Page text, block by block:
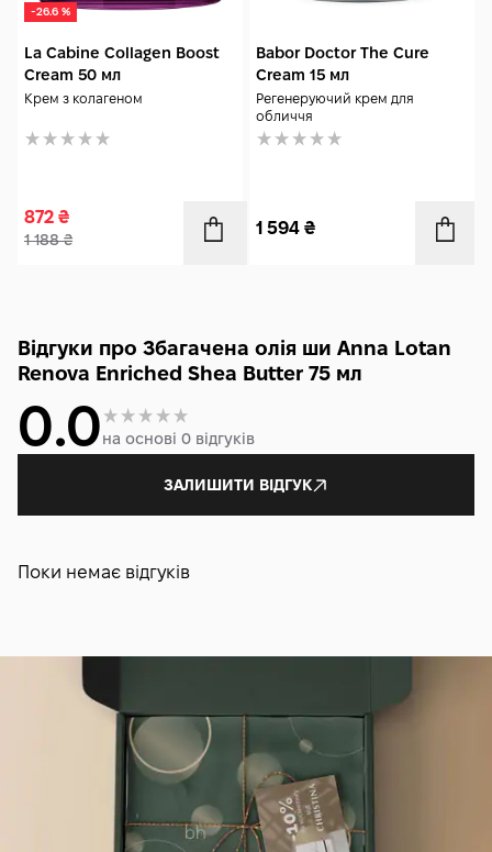
-26.6 %
La Cabine Collagen Boost
Cream 50 мл
Крем з колагеном
872 ₴
1 188₴
Babor Doctor The Cure
Cream 15 мл
Регенеруючий крем для
обличчя
1 594 ₴
Відгуки про Збагачена олія ши Anna Lotan
Renova Enriched Shea Butter 75 мл
0.0на основі 0 відгуків
ЗАЛИШИТИ ВІДГУК
Поки немає відгуків